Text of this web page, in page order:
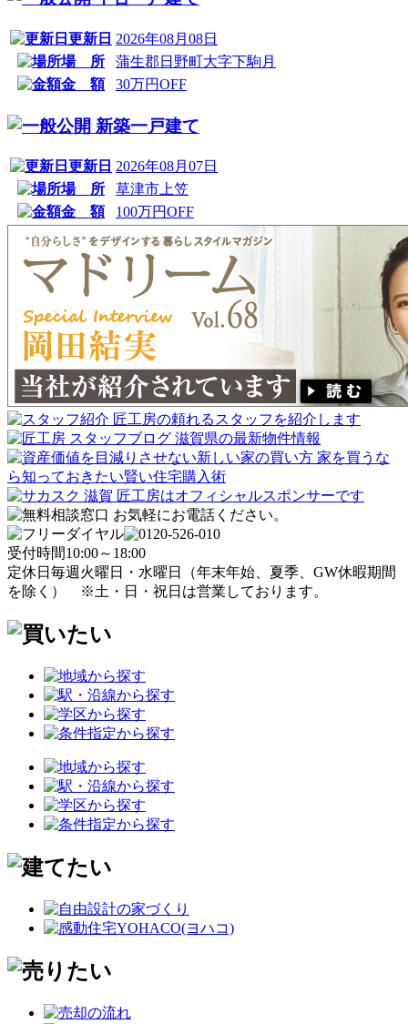
更新日 2026年08月08日
場 所
蒲生郡日野町大字下駒月
金 額
30万円OFF
新築一戸建て
更新日 2026年08月07日
場 所
草津市上笠
金 額
100万円OFF
受付時間10:00～18:00
定休日 毎週火曜日・水曜日
（年末年始、夏季、GW休暇期間
を除く）
※土・日・祝日は営業しております。